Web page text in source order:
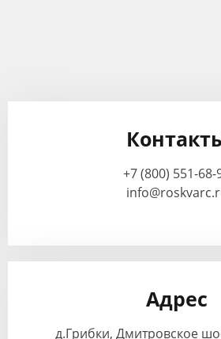
+7 (800) 551-68-
Адрес
д.Грибки, Дмитровское